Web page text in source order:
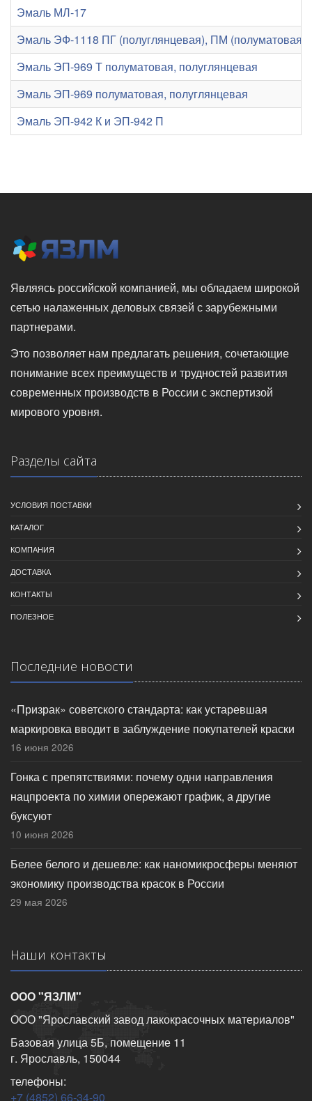
Эмаль МЛ-17
Эмаль ЭФ-1118 ПГ (полуглянцевая), ПМ
Эмаль ЭП-969 Т полуматовая, полуглянцевая
Эмаль ЭП-969 полуматовая, полуглянцевая
Эмаль ЭП-942 К и ЭП-942 П
Являясь российской компанией, мы обладаем широкой
сетью налаженных деловых связей с зарубежными
партнерами.
Это позволяет нам предлагать решения, сочетающие
понимание всех преимуществ и трудностей развития
современных производств в России с экспертизой
мирового уровня.
Разделы сайта
УСЛОВИЯ ПОСТАВКИ
КАТАЛОГ
КОМПАНИЯ
ДОСТАВКА
КОНТАКТЫ
ПОЛЕЗНОЕ
Последние новости
«Призрак» советского стандарта: как устаревшая
маркировка вводит в заблуждение покупателей краски
16 июня 2026
Гонка с препятствиями: почему одни направления
нацпроекта по химии опережают график, а другие
буксуют
10 июня 2026
Белее белого и дешевле: как наномикросферы меняют
экономику производства красок в России
29 мая 2026
Наши контакты
ООО "ЯЗЛМ"
ООО "Ярославский завод лакокрасочных материалов"
Базовая улица 5Б, помещение 11
г. Ярославль, 150044
телефоны:
+7 (4852) 66-34-90